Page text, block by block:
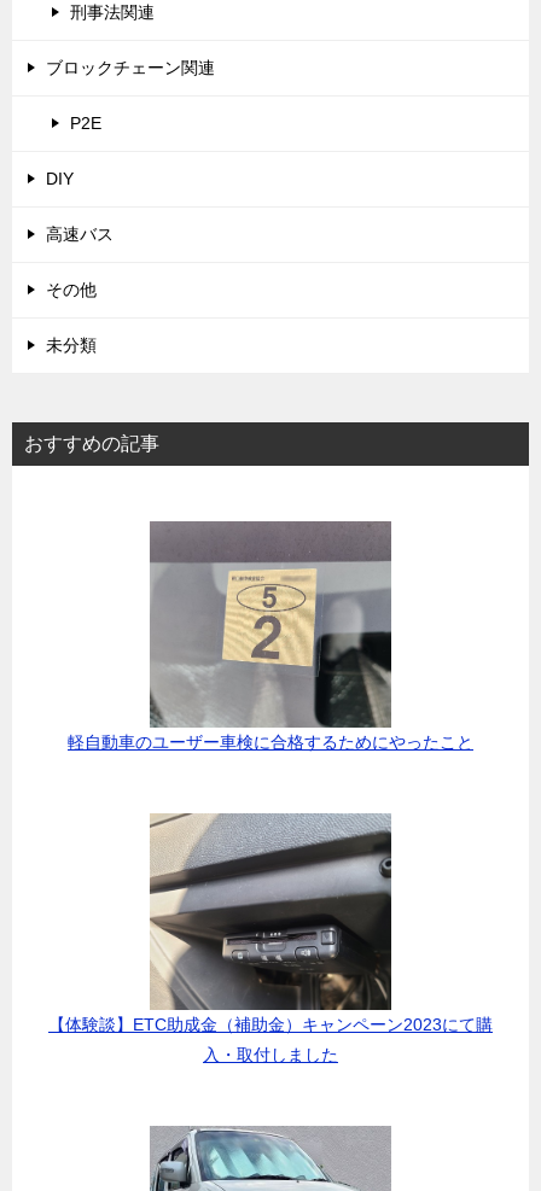
刑事法関連
ブロックチェーン関連
P2E
DIY
高速バス
その他
未分類
おすすめの記事
軽自動車のユーザー車検に合格するためにやったこと
【体験談】ETC助成金（補助金）キャンペーン2023にて購
入・取付しました